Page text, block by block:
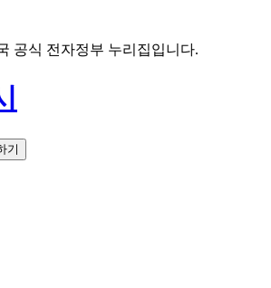
공식 전자정부 누리집입니다.
기